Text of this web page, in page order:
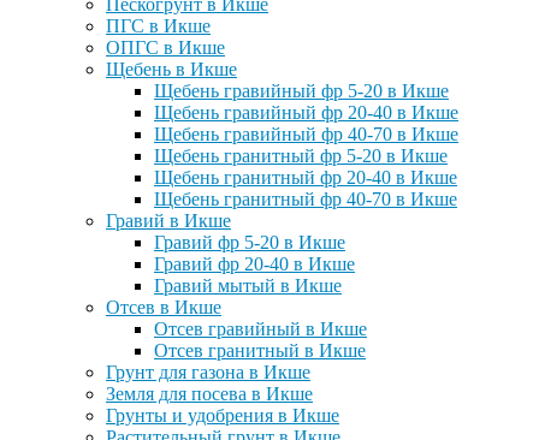
ПГС в Икше
ОПГС в Икше
Щебень в Икше
Щебень гравийный фр 5-20 в Икше
Щебень гравийный фр 20-40 в Икше
Щебень гравийный фр 40-70 в Икше
Щебень гранитный фр 5-20 в Икше
Щебень гранитный фр 20-40 в Икше
Щебень гранитный фр 40-70 в Икше
Гравий в Икше
Гравий фр 5-20 в Икше
Гравий фр 20-40 в Икше
Гравий мытый в Икше
Отсев в Икше
Отсев гравийный в Икше
Отсев гранитный в Икше
Грунт для газона в Икше
Земля для посева в Икше
Грунты и удобрения в Икше